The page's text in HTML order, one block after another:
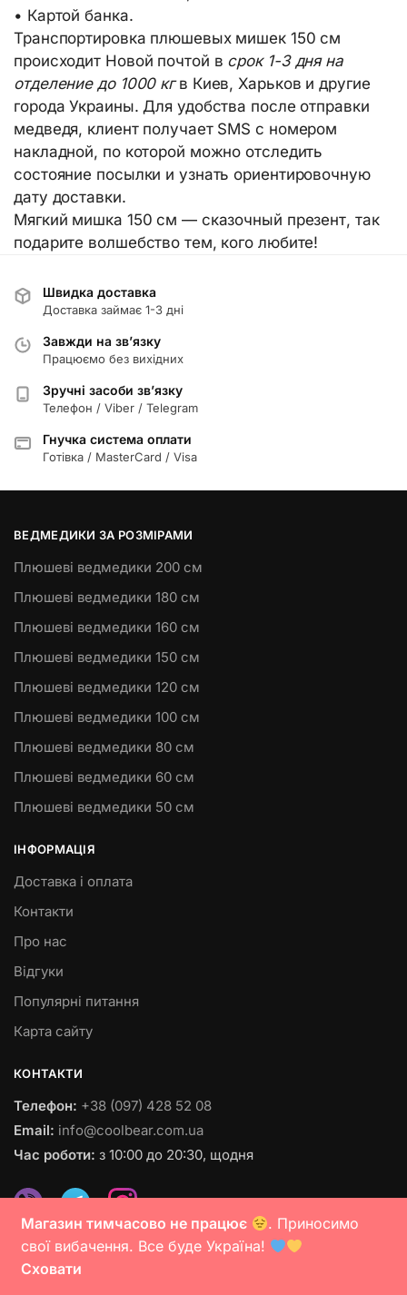
Магазин тимчасово не працює
. Приносимо
свої вибачення. Все буде Україна!
Сховати
• Картой банка.
Транспортировка плюшевых мишек 150 см
происходит Новой почтой в срок 1-3 дня на
отделение до 1000 кгв Киев, Харьков и другие
города Украины. Для удобства после отправки
медведя, клиент получает SMS с номером
накладной, по которой можно отследить
состояние посылки и узнать ориентировочную
дату доставки.
Мягкий мишка 150 см — сказочный презент, так
подарите волшебство тем, кого любите!
Швидка доставка
Доставка займає 1-3 дні
Завжди на зв’язку
Працюємо без вихідних
Зручні засоби зв’язку
Телефон / Viber / Telegram
Гнучка система оплати
Готівка / MasterCard / Visa
ВЕДМЕДИКИ ЗА РОЗМІРАМИ
Плюшеві ведмедики 200 см
Плюшеві ведмедики 180 см
Плюшеві ведмедики 160 см
Плюшеві ведмедики 150 см
Плюшеві ведмедики 120 см
Плюшеві ведмедики 100 см
Плюшеві ведмедики 80 см
Плюшеві ведмедики 60 см
Плюшеві ведмедики 50 см
ІНФОРМАЦІЯ
Доставка і оплата
Контакти
Про нас
Відгуки
Популярні питання
Карта сайту
КОНТАКТИ
Телефон: +38 (097) 428 52 08
Email: info@coolbear.com.ua
Час роботи: з 10:00 до 20:30, щодня
© 2023 coolbear.com.ua